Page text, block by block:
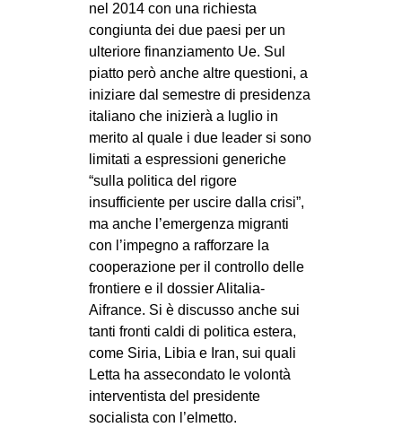
nel 2014 con una richiesta
congiunta dei due paesi per un
ulteriore finanziamento Ue. Sul
piatto però anche altre questioni, a
iniziare dal semestre di presidenza
italiano che inizierà a luglio in
merito al quale i due leader si sono
limitati a espressioni generiche
“sulla politica del rigore
insufficiente per uscire dalla crisi”,
ma anche l’emergenza migranti
con l’impegno a rafforzare la
cooperazione per il controllo delle
frontiere e il dossier Alitalia-
Aifrance. Si è discusso anche sui
tanti fronti caldi di politica estera,
come Siria, Libia e Iran, sui quali
Letta ha assecondato le volontà
interventista del presidente
socialista con l’elmetto.